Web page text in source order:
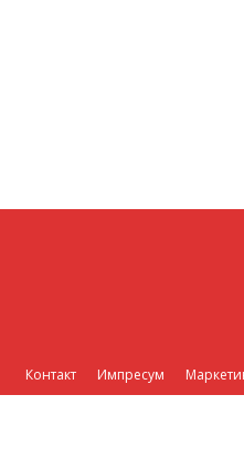
Контакт Импресум